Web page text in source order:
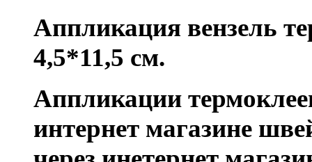
Аппликация вензель
4,5*11,5 см.
Аппликации
интернет магазине